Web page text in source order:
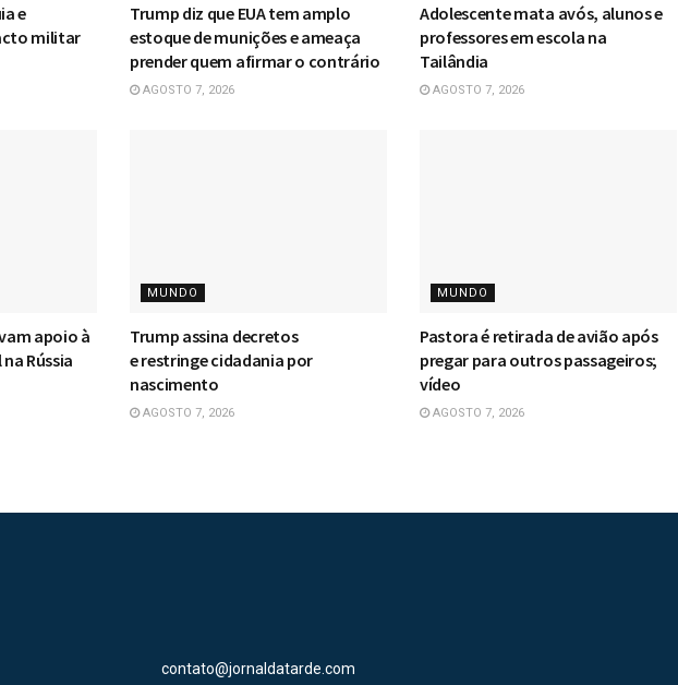
e
militar
Trump diz que EUA tem amplo
estoque de munições e ameaça
prender quem afirmar o contrário
AGOSTO 7, 2026
Adolescente mata avós, alunos e
professores em escola na
Tailândia
AGOSTO 7, 2026
apoio à
Rússia
MUNDO
Trump assina decretos
e restringe cidadania por
nascimento
AGOSTO 7, 2026
MUNDO
Pastora é retirada de avião após
pregar para outros passageiros;
vídeo
AGOSTO 7, 2026
contato@jornaldatarde.com